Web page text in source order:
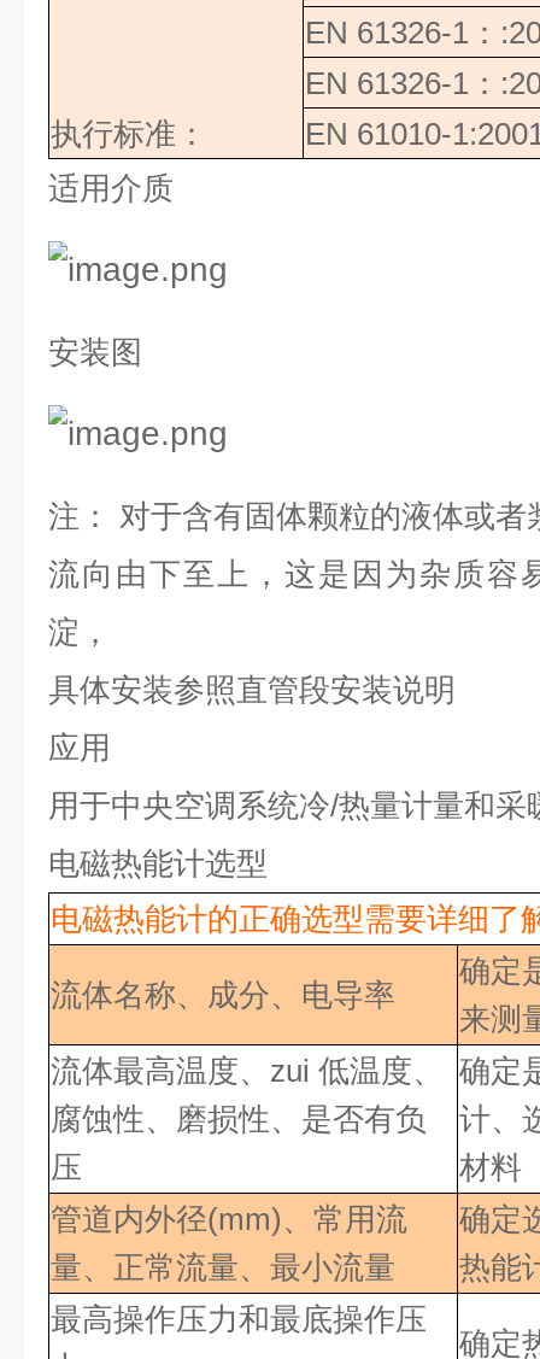
执行标准：
EN 61326-1 ：
EN 61326-1 ：
EN 61010-
适用介质
安装图
注： 对于含有固体颗粒的液体或者
流向由下至上，这是因为杂质容
淀，
具体安装参照直管段安装说明
应用
用于中央空调系统冷/热量计量和采
电磁热能计选型
电磁热能计的正确选型需要详细了
流体名称、成分、电导率
确定
来测
流体最高温度、 zui 低温度、
腐蚀性、磨损性、是否有负
压
确定
计、
材料
管道内外径(mm)、常用流
量、正常流量、最小流量
确定
热能
最高操作压力和最底操作压
确定